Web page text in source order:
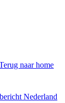
naar home
Nederland